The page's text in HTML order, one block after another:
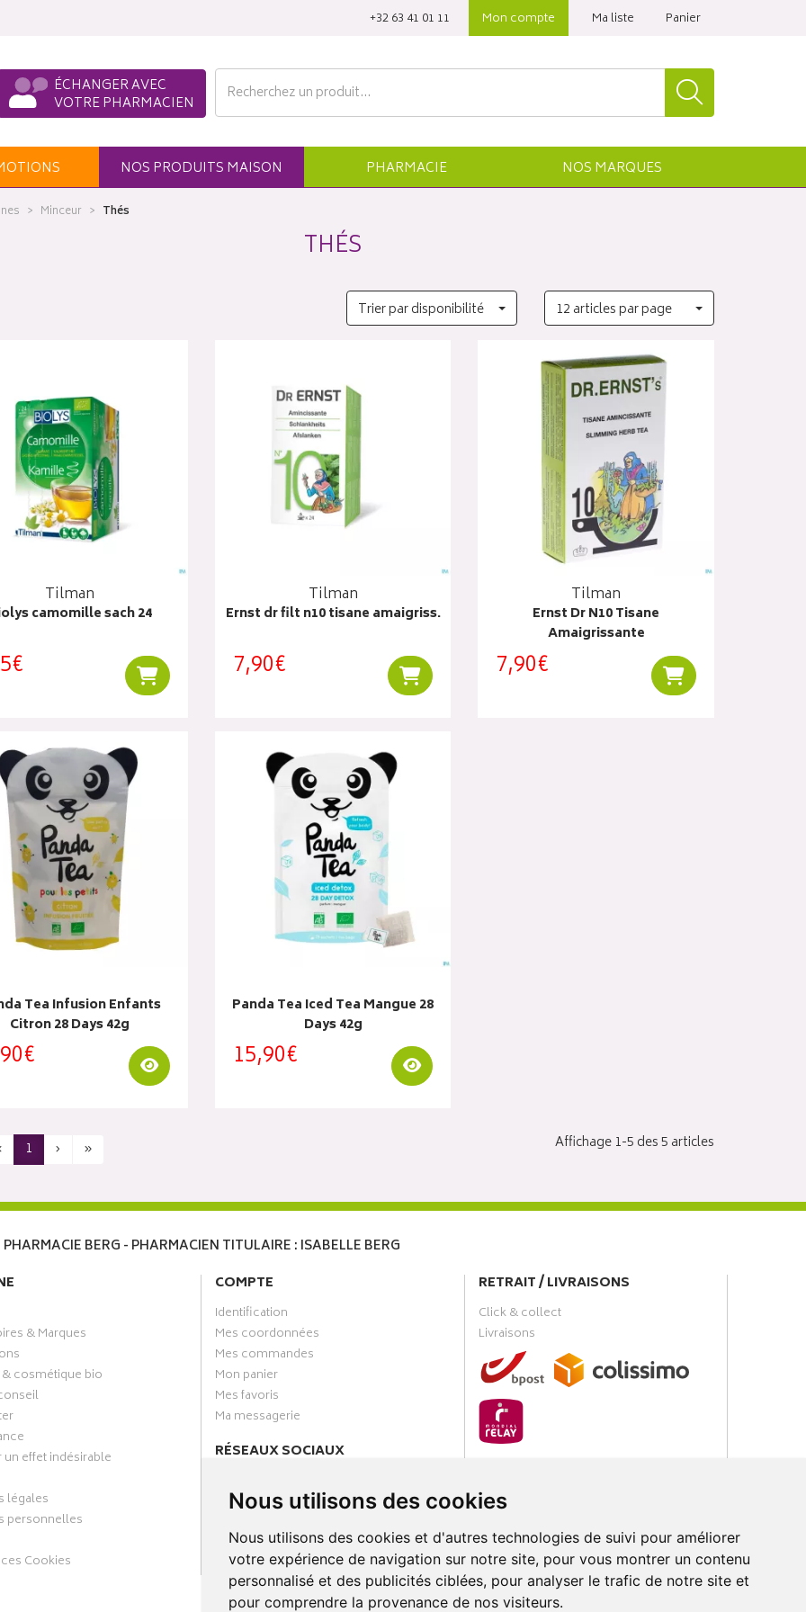
Nous utilisons des cookies
Nous utilisons des cookies et d'autres technologies de suivi pour améliorer
votre expérience de navigation sur notre site, pour vous montrer un contenu
personnalisé et des publicités ciblées, pour analyser le trafic de notre site et
pour comprendre la provenance de nos visiteurs.
‭+32 63 41 01 11‬ Mon compte Ma liste Panier
ÉCHANGER AVEC
VOTRE PHARMACIEN
TIONS NOS PRODUITS MAISON PHARMACIE NOS MARQUES
Minceur Thés
THÉS
Trier par disponibilité 12 articles par page
Tilman
camomille sach 24
Ajouter au panier
Tilman
Ernst dr filt n10 tisane amaigriss.
7,90€ Ajouter au panier
Tilman
Ernst Dr N10 Tisane
Amaigrissante
7,90€ Ajouter au panier
Tea Infusion Enfants
Citron 28 Days 42g
Visualiser
Panda Tea Iced Tea Mangue 28
Days 42g
15,90€ Visualiser
1 › » Affichage 1-5 des 5 articles
PHARMACIE BERG - PHARMACIEN TITULAIRE : ISABELLE BERG
& Marques
cosmétique bio
effet indésirable
légales
personnelles
Cookies
COMPTE
Identification
Mes coordonnées
Mes commandes
Mon panier
Mes favoris
Ma messagerie
RÉSEAUX SOCIAUX
Annuaire des pharmacies
RETRAIT / LIVRAISONS
Click & collect
Livraisons